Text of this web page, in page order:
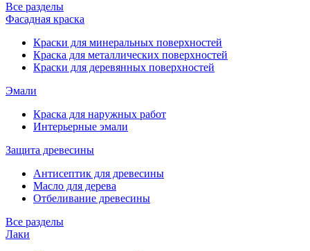
Все разделы
Фасадная краска
Краски для минеральных поверхностей
Краска для металлических поверхностей
Краски для деревянных поверхностей
Эмали
Краска для наружных работ
Интерьерные эмали
Защита древесины
Антисептик для древесины
Масло для дерева
Отбеливание древесины
Все разделы
Лаки